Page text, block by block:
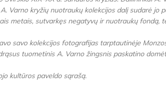
Varno kryžių nuotraukų kolekcijos dalį sudarė jo
metais, sutvarkęs negatyvų ir nuotraukų fondą,
savo kolekcijos fotografijas tarptautinėje
tuometinis A. Varno žingsnis paskatino
kultūros paveldo sąrašą.